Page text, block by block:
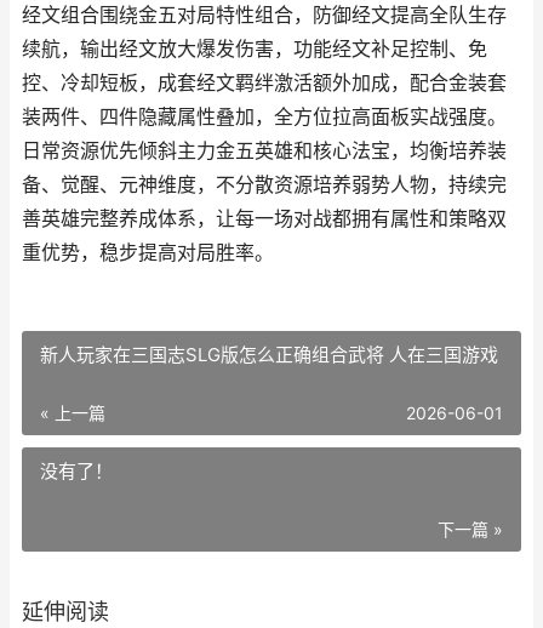
经文组合围绕金五对局特性组合，防御经文提高全队生存
续航，输出经文放大爆发伤害，功能经文补足控制、免
控、冷却短板，成套经文羁绊激活额外加成，配合金装套
装两件、四件隐藏属性叠加，全方位拉高面板实战强度。
日常资源优先倾斜主力金五英雄和核心法宝，均衡培养装
备、觉醒、元神维度，不分散资源培养弱势人物，持续完
善英雄完整养成体系，让每一场对战都拥有属性和策略双
重优势，稳步提高对局胜率。
新人玩家在三国志SLG版怎么正确组合武将 人在三国游戏
« 上一篇 2026-06-01
没有了！
下一篇 »
延伸阅读